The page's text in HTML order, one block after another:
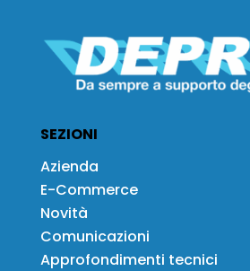
SEZIONI
Azienda
E-Commerce
Novità
Comunicazioni
Approfondimenti tecnici